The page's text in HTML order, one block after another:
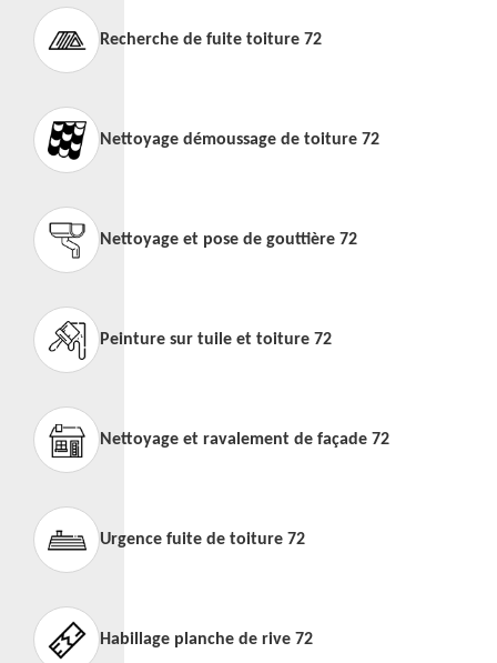
Recherche de fuite toiture 72
Nettoyage démoussage de toiture 72
Nettoyage et pose de gouttière 72
Peinture sur tuile et toiture 72
Nettoyage et ravalement de façade 72
Urgence fuite de toiture 72
Habillage planche de rive 72